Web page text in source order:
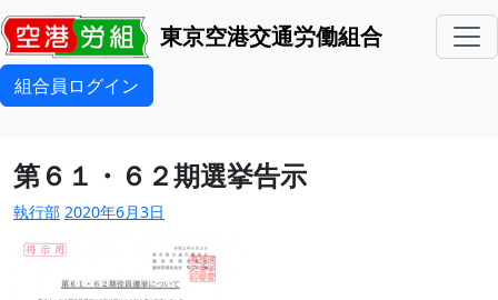
東京空港交通労働組合
組合員ログイン
第６１・６２期選挙告示
執行部 2020年6月3日